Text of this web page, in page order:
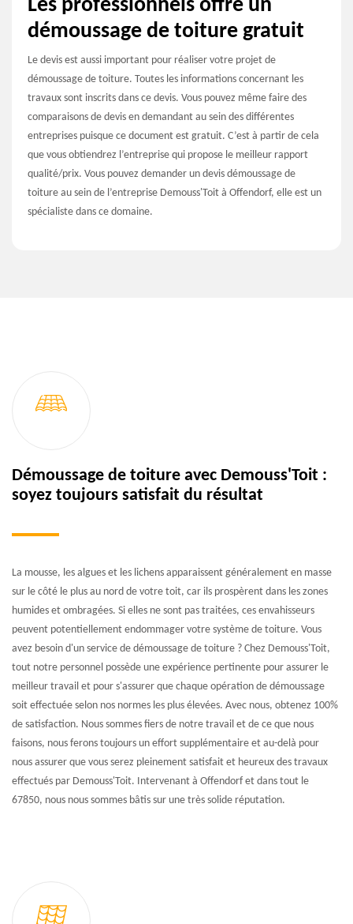
Les professionnels offre un
démoussage de toiture gratuit
Le devis est aussi important pour réaliser votre projet de
démoussage de toiture. Toutes les informations concernant les
travaux sont inscrits dans ce devis. Vous pouvez même faire des
comparaisons de devis en demandant au sein des différentes
entreprises puisque ce document est gratuit. C’est à partir de cela
que vous obtiendrez l’entreprise qui propose le meilleur rapport
qualité/prix. Vous pouvez demander un devis démoussage de
toiture au sein de l’entreprise Demouss'Toit à Offendorf, elle est un
spécialiste dans ce domaine.
Démoussage de toiture avec Demouss'Toit :
soyez toujours satisfait du résultat
La mousse, les algues et les lichens apparaissent généralement en masse
sur le côté le plus au nord de votre toit, car ils prospèrent dans les zones
humides et ombragées. Si elles ne sont pas traitées, ces envahisseurs
peuvent potentiellement endommager votre système de toiture. Vous
avez besoin d'un service de démoussage de toiture ? Chez Demouss'Toit,
tout notre personnel possède une expérience pertinente pour assurer le
meilleur travail et pour s'assurer que chaque opération de démoussage
soit effectuée selon nos normes les plus élevées. Avec nous, obtenez 100%
de satisfaction. Nous sommes fiers de notre travail et de ce que nous
faisons, nous ferons toujours un effort supplémentaire et au-delà pour
nous assurer que vous serez pleinement satisfait et heureux des travaux
effectués par Demouss'Toit. Intervenant à Offendorf et dans tout le
67850, nous nous sommes bâtis sur une très solide réputation.